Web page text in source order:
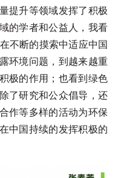
提升等领域发挥了积极
的学者和公益人，我看
不断的摸索中适应中国
环境问题，到越来越重
极的作用；也看到绿色
了研究和公众倡导，还
作等多样的活动为环保
中国持续的发挥积极的